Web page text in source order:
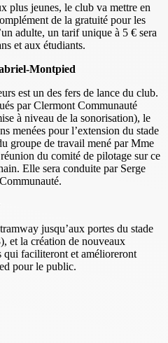
plus jeunes, le club va mettre en
de la gratuité pour les
adulte, un tarif unique à 5 € sera
et aux étudiants.
Montpied
est un des fers de lance du club.
par Clermont Communauté
à niveau de la sonorisation), le
menées pour l’extension du stade
groupe de travail mené par Mme
du comité de pilotage sur ce
Elle sera conduite par Serge
jusqu’aux portes du stade
et la création de nouveaux
qui faciliteront et amélioreront
pour le public.